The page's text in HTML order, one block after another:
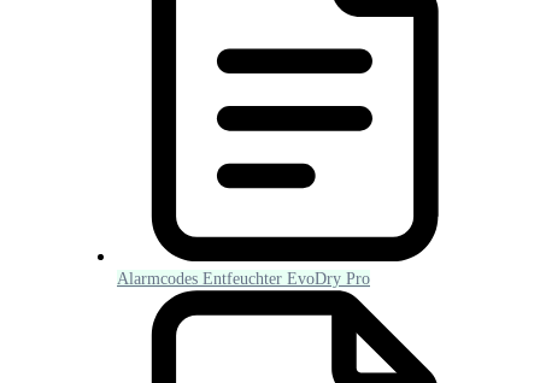
Alarmcodes Entfeuchter EvoDry Pro